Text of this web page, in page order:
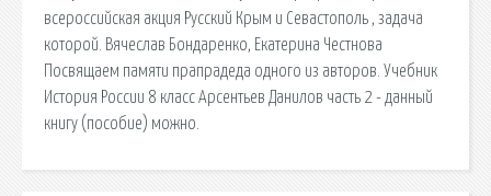
всероссийская акция Русский Крым и Севастополь , задача
которой. Вячеслав Бондаренко, Екатерина Честнова
Посвящаем памяти прапрадеда одного из авторов. Учебник
История России 8 класс Арсентьев Данилов часть 2 - данный
книгу (пособие) можно.